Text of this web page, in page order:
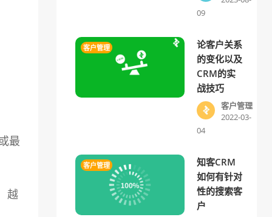
最
越
09
客户管理
论客户关系
的变化以及
CRM的实
战技巧
客户管理
2022-03-
04
客户管理
知客CRM
如何有针对
性的搜索客
户